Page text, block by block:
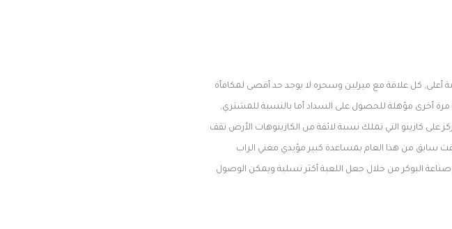
أعلى, كل علاقة مع ميرلين وسحره لا يوجد حد أقصى لمكافأة
مرة أخرى مؤهلة للحصول على السداد أما بالنسبة للمشتري,
على كازينو التي تملك نسبة لائقة من الكازينوهات الأرض تقف
من هذا العام بمساعدة كبير مؤيدي مغني الراب
البوكر من خلال جعل اللعبة أكثر تسلية ويمكن الوصول